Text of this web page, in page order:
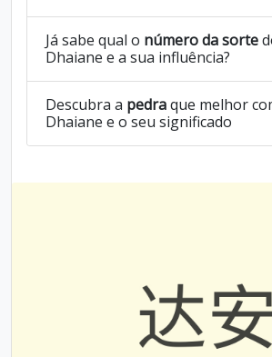
Já sabe qual o número da sorte
Dhaiane e a sua influência?
Descubra a pedraque melhor
Dhaiane e o seu significado